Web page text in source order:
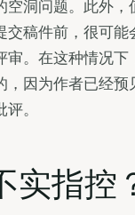
空洞问题。此外，
交稿件前，很可能
审。在这种情况下
，因为作者已经预
。
实指控